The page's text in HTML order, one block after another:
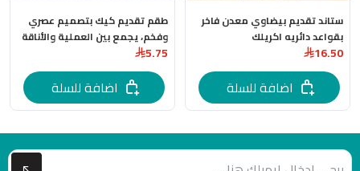
ستاند تقديم بيضاوي معدن فاخر
بقواعد دائريه اكريلك
16.50
اضافة للسلة
طقم تقديم كيك بتصميم عصري
وفخم، يجمع بين العملية والأناقة
للمناسبات الخاصة
5.75
اضافة للسلة